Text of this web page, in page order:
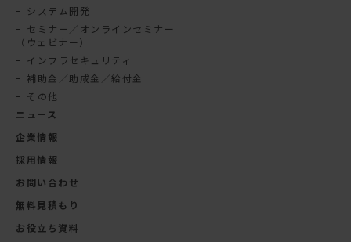
システム開発
セミナー／オンラインセミナー
（ウェビナー）
インフラセキュリティ
補助金／助成金／給付金
その他
ニュース
企業情報
採用情報
お問い合わせ
無料見積もり
お役立ち資料